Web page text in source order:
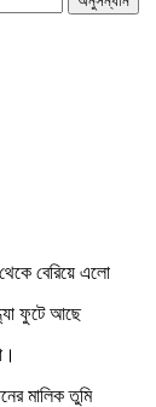
বেরিয়ে এলো
ফুটে আছে
মালিক তুমি